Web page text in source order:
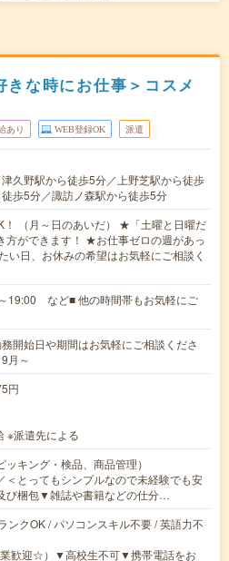
きな時にお仕事＞コスメ
あり WEB登録OK 派遣
久野駅から徒歩5分／上野芝駅から徒歩
歩5分／諏訪ノ森駅から徒歩5分
！ （月～日のあいだ） ★「土曜と日曜だ
方ができます！ ★お仕事ゼロの週があっ
い日、お休みの希望はお気軽にご相談く
19:00 など■ 他の時間帯もお気軽にご
始日や期間はお気軽にご相談くださ
月～
円
※派遣先による
キング・検品、商品管理）
＜とってもシンプルなので未経験でも安
び梱包▼雑誌や書籍などの仕分…
ンクOK / パソコンスキル不要 / 英語力不
歓迎☆）▼高校生不可▼携帯電話をお